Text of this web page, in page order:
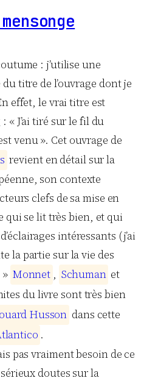
: j’utilise une
titre de l’ouvrage dont je
effet, le vrai titre est
« J’ai tiré sur le fil du
venu ». Cet ouvrage de
s revient en détail sur la
son contexte
clefs de sa mise en
qui se lit très bien, et qui
intéressants (j’ai
la partie sur la vie des
Monnet , Schuman et
du livre sont très bien
ouard Husson dans cette
tlantico .
pas vraiment besoin de ce
doutes sur la